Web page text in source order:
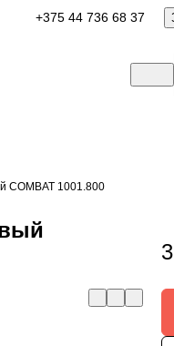
+375 44 736 68 37
COMBAT 1001.800